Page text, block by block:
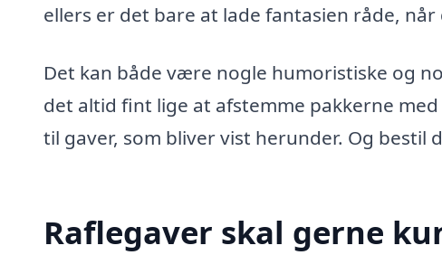
ellers er det bare at lade fantasien råde,
Det kan både være nogle humoristiske og
det altid fint lige at afstemme pakkerne
til gaver, som bliver vist herunder. Og bestil
Raflegaver skal gerne